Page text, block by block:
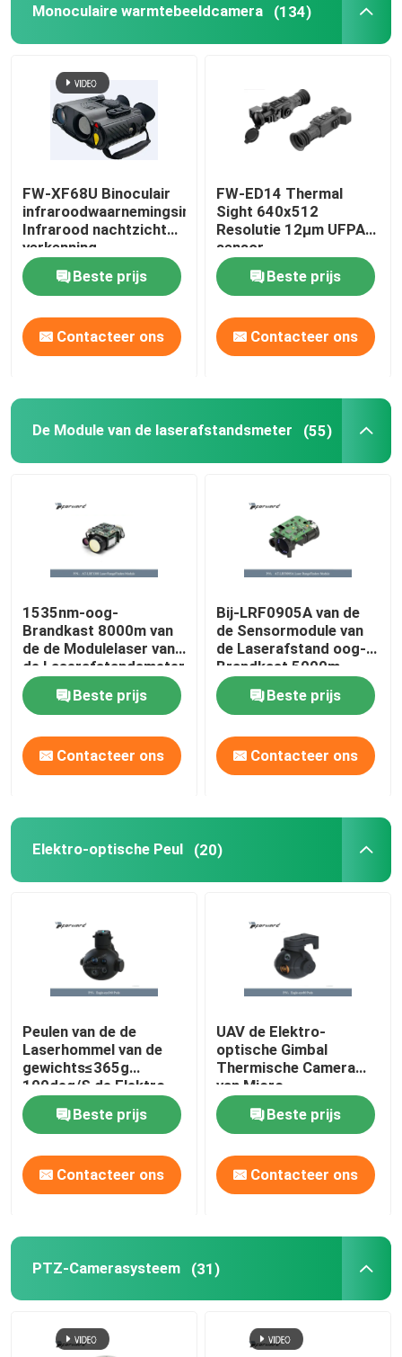
Monoculaire warmtebeeldcamera (134)
FW-XF68U Binoculair
infraroodwaarnemingsinstrument
Infrarood nachtzicht
verkenning
Multifunctioneel
waarnemingsinstrument
Beste prijs
Contacteer ons
FW-ED14 Thermal
Sight 640x512
Resolutie 12μm UFPA
sensor
Beste prijs
Contacteer ons
De Module van de laserafstandsmeter (55)
1535nm-oog-
Brandkast 8000m van
de de Modulelaser van
de Laserafstandsmeter
de Afstandsmodule
Beste prijs
Contacteer ons
Bij-LRF0905A van de
de Sensormodule van
de Laserafstand oog-
Brandkast 5000m
Lasergolflengte
1535nmBeste prijs
Contacteer ons
Elektro-optische Peul (20)
Peulen van de de
Laserhommel van de
gewichts≤365g
100deg/S de Elektro-
optische Peul
ZichtbareBeste prijs
Contacteer ons
UAV de Elektro-
optische Gimbal
Thermische Camera
van Micro-
Nauwkeurigheid
77×78×83 Mm
Peuldimensionsion
Beste prijs
Contacteer ons
PTZ-Camerasysteem (31)